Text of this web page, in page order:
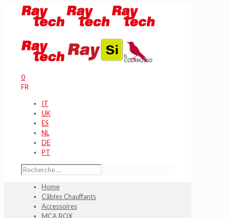
0
FR
IT
UK
ES
NL
DE
PT
Home
Câbles Chauffants
Accessoires
MCA BOX